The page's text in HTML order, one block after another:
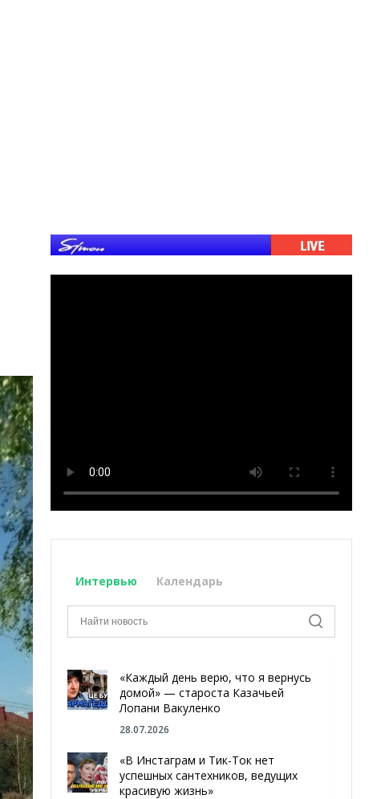
Интервью Календарь
«Каждый день верю, что я вернусь
домой» — староста Казачьей
Лопани Вакуленко
28.07.2026
«В Инстаграм и Тик-Ток нет
успешных сантехников, ведущих
красивую жизнь»